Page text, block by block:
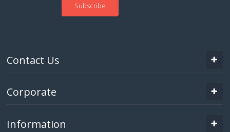
Subscribe
Contact Us
Corporate
Information